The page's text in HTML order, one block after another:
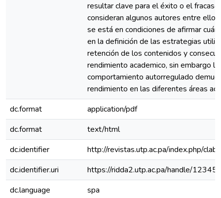
resultar clave para el éxito o el
consideran algunos autores entre
se está en condiciones de afirmar
en la definición de las estrategias
retención de los contenidos y
rendimiento academico, sin embargo
comportamiento autorregulado
rendimiento en las diferentes áreas
dc.format
application/pdf
dc.format
text/html
dc.identifier
http://revistas.utp.ac.pa/index.php/
dc.identifier.uri
https://ridda2.utp.ac.pa/handle/
dc.language
spa